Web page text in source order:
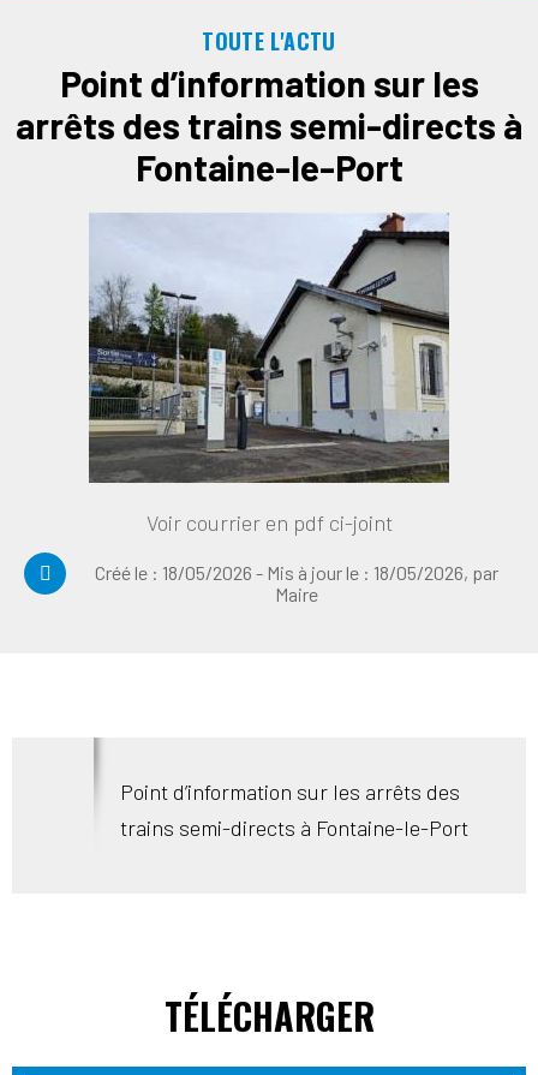
TOUTE L'ACTU
Point d’information sur les
arrêts des trains semi-directs à
Fontaine-le-Port
Voir courrier en pdf ci-joint
Créé le : 18/05/2026 - Mis à jour le : 18/05/2026, par
Maire
Point d’information sur les arrêts des
trains semi-directs à Fontaine-le-Port
TÉLÉCHARGER